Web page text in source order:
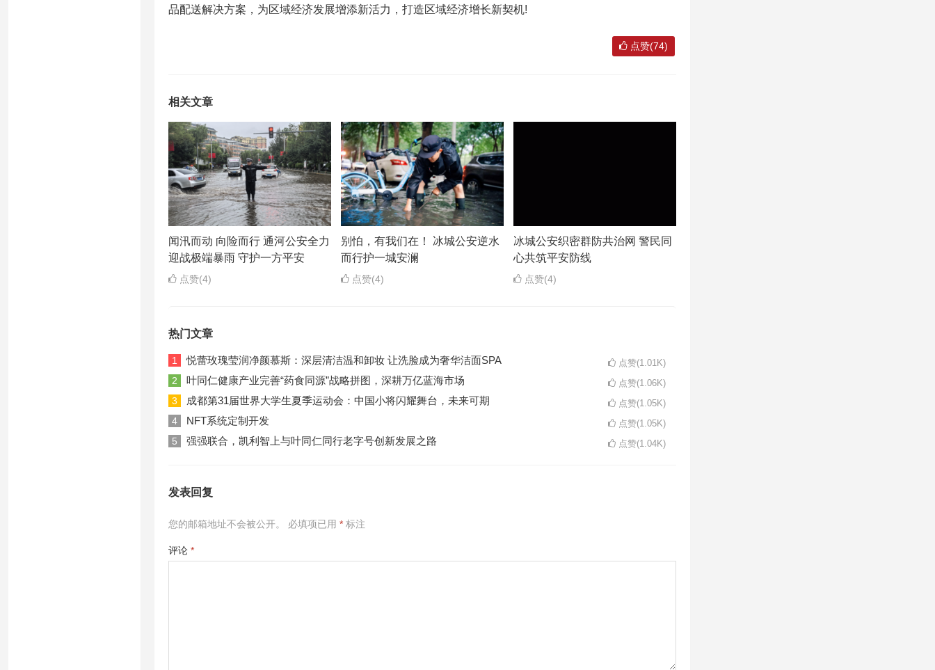
品配送解决方案，为区域经济发展增添新活力，打造区域经济增长新契机!
点赞(74)
相关文章
闻汛而动 向险而行 通河公安全力
迎战极端暴雨 守护一方平安
点赞(4)
别怕，有我们在！ 冰城公安逆水
而行护一城安澜
点赞(4)
冰城公安织密群防共治网 警民同
心共筑平安防线
点赞(4)
热门文章
1 悦蕾玫瑰莹润净颜慕斯：深层清洁温和卸妆 让洗脸成为奢华洁面SPA 点赞(1.01K)
2 叶同仁健康产业完善“药食同源”战略拼图，深耕万亿蓝海市场 点赞(1.06K)
3 成都第31届世界大学生夏季运动会：中国小将闪耀舞台，未来可期 点赞(1.05K)
4 NFT系统定制开发 点赞(1.05K)
5 强强联合，凯利智上与叶同仁同行老字号创新发展之路 点赞(1.04K)
发表回复
您的邮箱地址不会被公开。 必填项已用 * 标注
评论 *